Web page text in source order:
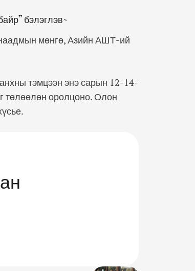
бэлэглэв~
мөнгө, Азийн АШТ-ий
тэмцээн энэ сарын 12-14-
төлөөлөн оролцоно. Олон